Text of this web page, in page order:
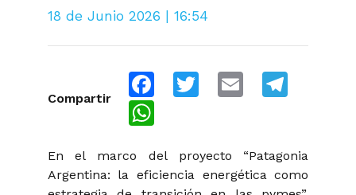
18 de Junio 2026 | 16:54
Compartir
FacebookTwitter Email
En el marco del proyecto “Patagonia
Argentina: la eficiencia energética como